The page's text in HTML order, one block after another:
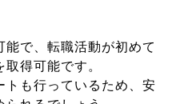
で、転職活動が初めて
得可能です。
トも行っているため、安